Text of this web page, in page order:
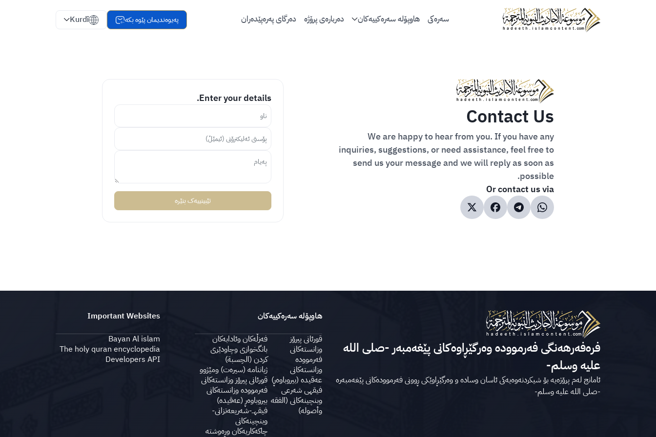
سه‌ره‌كی هاوپۆلە سەرەکییەکان دەربارەی پرۆژە دەرگای پەرەپێدەران پەیوەندیمان پێوە بکە Kurdî
Contact Us
We are happy to hear from you. If you have any
inquiries, suggestions, or need assistance, feel free to
send us your message and we will reply as soon as
possible.
Or contact us via
Enter your details.
تێبینییەک بنێرە
فرەفەرهەنگی فەرموودە وەرگێڕاوەکانی پێغەمبەر -صلى الله
عليه وسلم-
ئامانج لەم پرۆژەیە بۆ شیکردنەوەیەکی ئاسان وسادە و وەرگێڕاوێکی ڕوونی فەرموودەکانی پێغەمبەرە
-صلى الله علیه وسلم-
هاوپۆلە سەرەکییەکان
قورئانی پیرۆز
وزانستەکانی
فەرموودە
وزانستەکانی
عەقیدە (بیروباوەڕ)
فیقهی شەرعی
وبنچینەکانی (الفقه
وأصوله)
فەزڵەکان وئادابەکان
بانگخوازی وچاودێری
کردن (الحِسبة)
ژیاننامە (سیرەت) ومێژوو
قورئانی پیرۆز وزانستەكانی
فەرموودە وزانستەكانی
بیروباوەڕ (عەقیدە)
فیقـهــ-شەریعەتزانی-
وبنچینەکانی
چاكەكاریەكان وڕەوشتە
Important Websites
Bayan Al islam
The holy quran encyclopedia
Developers API